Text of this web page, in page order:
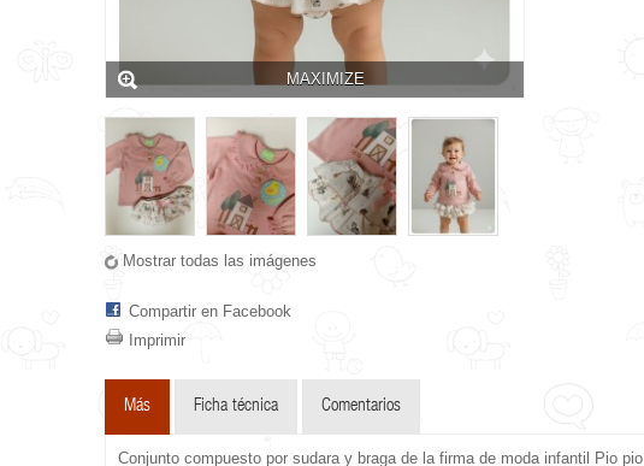
MAXIMIZE
Mostrar todas las imágenes
Compartir en Facebook
Imprimir
Más Ficha técnica Comentarios
Conjunto compuesto por sudara y braga de la firma de moda infantil Pio pio